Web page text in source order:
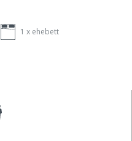
1 x ehebett